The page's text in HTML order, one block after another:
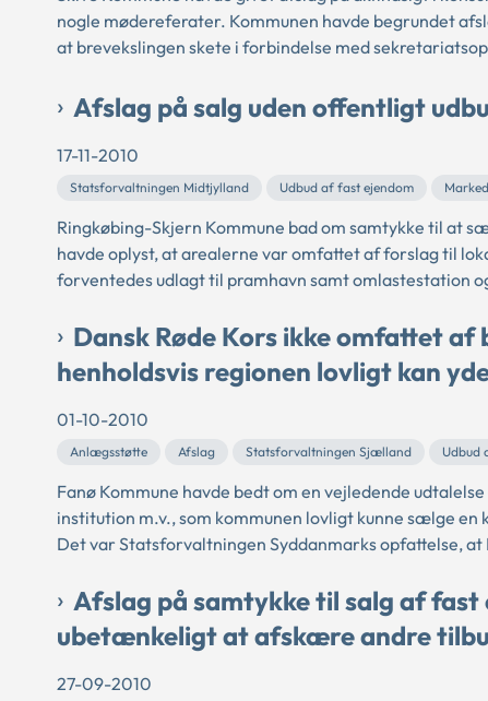
nogle mødereferater. Kommunen havde begrundet
at brevekslingen skete i forbindelse med
Afslag på salg uden offentligt
17-11-2010
Statsforvaltningen Midtjylland Udbud af fast ejendom
Ringkøbing-Skjern Kommune bad om samtykke til at
havde oplyst, at arealerne var omfattet af forslag til
forventedes udlagt til pramhavn samt omlastestation
Dansk Røde Kors ikke omfattet
henholdsvis regionen lovligt kan
01-10-2010
Anlægsstøtte Afslag Statsforvaltningen Sjælland Udbud
Fanø Kommune havde bedt om en vejledende
institution m.v., som kommunen lovligt kunne sælge
Det var Statsforvaltningen Syddanmarks opfattelse,
Afslag på samtykke til salg af
ubetænkeligt at afskære andre
27-09-2010